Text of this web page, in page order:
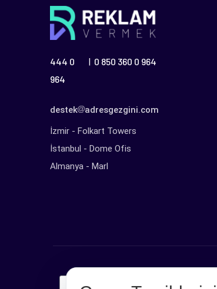
444 0
964
| 0 850 360 0 964
destek
adresgezgini.com
İzmir - Folkart Towers
İstanbul - Dome Ofis
Almanya - Marl